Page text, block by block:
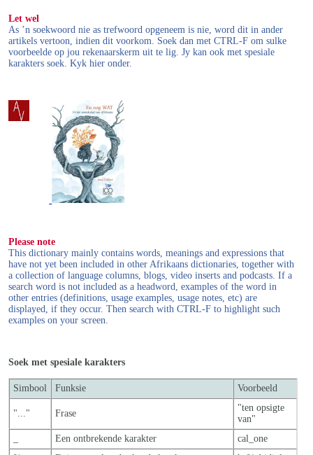
Let wel
As ’n soekwoord nie as trefwoord opgeneem is nie, word dit in ander
artikels vertoon, indien dit voorkom. Soek dan met CTRL-F om sulke
voorbeelde op jou rekenaarskerm uit te lig. Jy kan ook met spesiale
karakters soek. Kyk hier onder.
Please note
This dictionary mainly contains words, meanings and expressions that
have not yet been included in other Afrikaans dictionaries, together with
a collection of language columns, blogs, video inserts and podcasts. If a
search word is not included as a headword, examples of the word in
other entries (definitions, usage examples, usage notes, etc) are
displayed, if they occur. Then search with CTRL-F to highlight such
examples on your screen.
Soek met spesiale karakters
Simbool Funksie Voorbeeld
"..." Frase
"ten opsigte
van"
Een ontbrekende karakter
cal_one